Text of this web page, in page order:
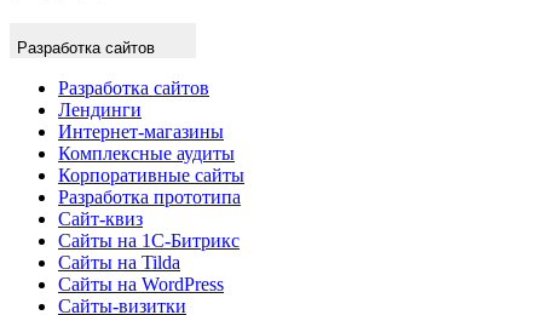
Разработка сайтов
Разработка сайтов
Лендинги
Интернет-магазины
Комплексные аудиты
Корпоративные сайты
Разработка прототипа
Сайт-квиз
Сайты на 1С-Битрикс
Сайты на Tilda
Сайты на WordPress
Сайты-визитки